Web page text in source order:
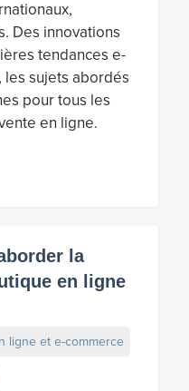
Des innovations
tendances e-
les sujets abordés
pour tous les
en ligne.
la
en ligne
ligne et e-commerce